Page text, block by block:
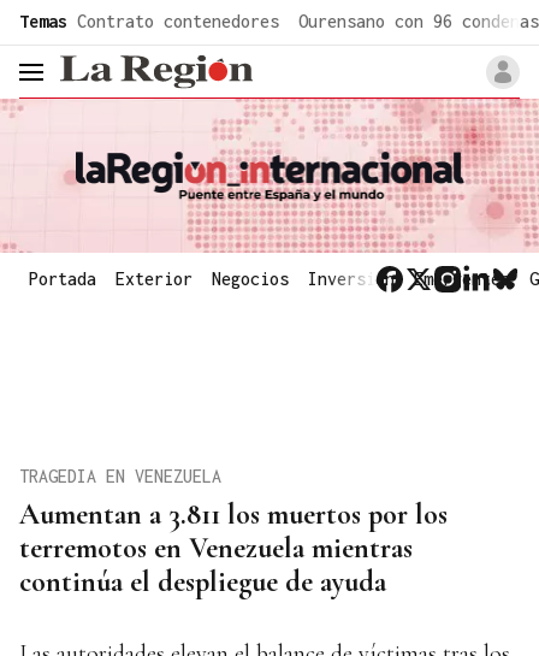
Temas Contrato contenedores Ourensano con 96 condenas
header.menu.open
Portada Exterior Negocios Inversión Emergentes
Aumentan a 3.811 los muertos por los
terremotos en Venezuela mientras
continúa el despliegue de ayuda
TRAGEDIA EN VENEZUELA